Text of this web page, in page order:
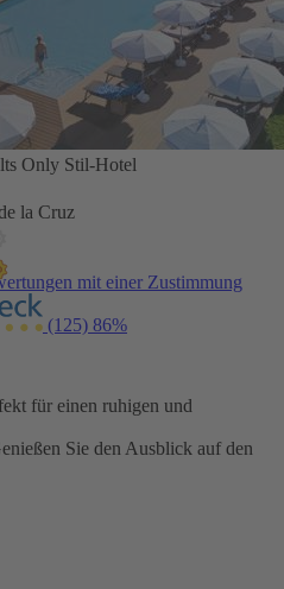
Only Stil-Hotel
la Cruz
mit einer Zustimmung
(125) 86%
für einen ruhigen und
Sie den Ausblick auf den